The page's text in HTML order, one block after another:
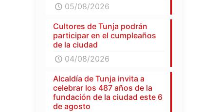
05/08/2026
Cultores de Tunja podrán
participar en el cumpleaños
de la ciudad
04/08/2026
Alcaldía de Tunja invita a
celebrar los 487 años de la
fundación de la ciudad este 6
de agosto